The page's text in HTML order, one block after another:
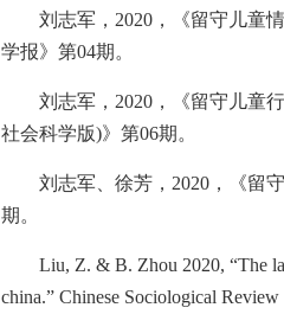
刘志军， 2020 ，《留守儿童
学报》第04期。
刘志军， 2020 ，《留守儿童
社会科学版)》第06期。
刘志军、徐芳， 2020 ，《留
期。
Liu, Z. & B. Zhou 2020, “The
china.” Chinese Sociological Review